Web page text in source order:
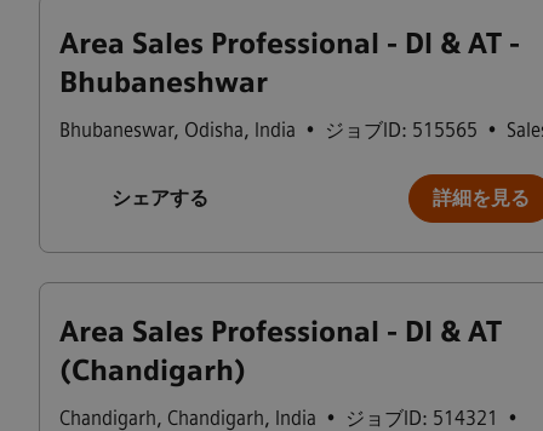
Area Sales Professional - DI & AT -
Bhubaneshwar
Bhubaneswar, Odisha, India • ジョブID: 515565 •
シェアする 詳細を見る
Area Sales Professional - DI & AT
(Chandigarh)
Chandigarh, Chandigarh, India • ジョブID: 514321
•